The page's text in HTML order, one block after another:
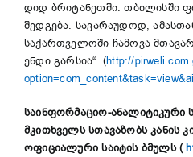
დიდ ბრიტანეთში. თბილისში
შედგება. სავარაუდოდ,
საქართველოში ჩამოვა
ენდი გარსია“. (http://
საინფორმაციო-ანალიტიკური
მკითხველს სთავაზობს კანის
ოფიციალური საიტის ბმულს (